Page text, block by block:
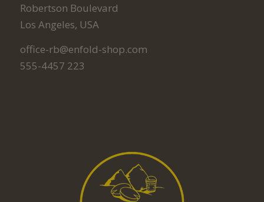
Robertson Boulevard
Los Angeles, USA
office-rb@enfold-shop.com
555-4457 223